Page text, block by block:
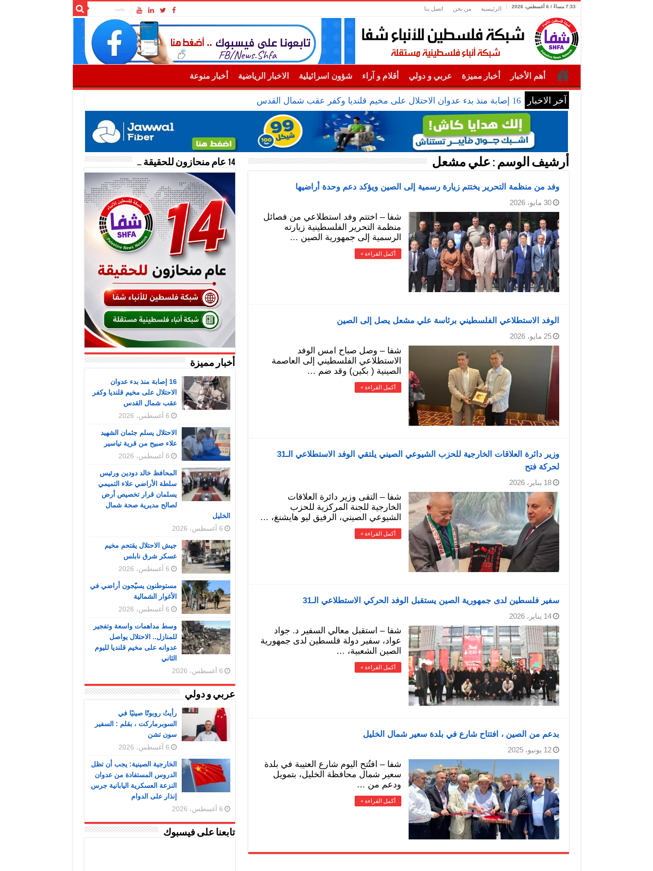
7:33 مساءً / 6 أغسطس، 2026 الرئيسية من نحن اتصل بنا
أهم الأخبار أخبار مميزة عربي و دولي أقلام و آراء شؤون اسرائيلية الاخبار الرياضية أخبار منوعة
آخر الاخبار 16 إصابة منذ بدء عدوان الاحتلال على مخيم قلنديا وكفر عقب شمال القدس
أرشيف الوسم : علي مشعل
وفد من منظمة التحرير يختتم زيارة رسمية إلى الصين ويؤكد دعم وحدة أراضيها
30 مايو، 2026
شفا – اختتم وفد استطلاعي من فصائل
منظمة التحرير الفلسطينية زيارته
الرسمية إلى جمهورية الصين …
أكمل القراءة »
الوفد الاستطلاعي الفلسطيني برئاسة علي مشعل يصل إلى الصين
25 مايو، 2026
شفا – وصل صباح امس الوفد
الاستطلاعي الفلسطيني إلى العاصمة
الصينية ( بكين) وقد ضم …
أكمل القراءة »
وزير دائرة العلاقات الخارجية للحزب الشيوعي الصيني يلتقي الوفد الاستطلاعي الـ31
لحركة فتح
18 يناير، 2026
شفا – التقى وزير دائرة العلاقات
الخارجية للجنة المركزية للحزب
الشيوعي الصيني، الرفيق ليو هايشنغ، …
أكمل القراءة »
سفير فلسطين لدى جمهورية الصين يستقبل الوفد الحركي الاستطلاعي الـ31
14 يناير، 2026
شفا – استقبل معالي السفير د. جواد
عواد، سفير دولة فلسطين لدى جمهورية
الصين الشعبية، …
أكمل القراءة »
بدعم من الصين ، افتتاح شارع في بلدة سعير شمال الخليل
12 يونيو، 2025
شفا – افتُتح اليوم شارع العتيبة في بلدة
سعير شمال محافظة الخليل، بتمويل
ودعم من …
أكمل القراءة »
14 عام منحازون للحقيقة …
أخبار مميزة
16 إصابة منذ بدء عدوان
الاحتلال على مخيم قلنديا وكفر
عقب شمال القدس
6 أغسطس، 2026
الاحتلال يسلم جثمان الشهيد
علاء صبيح من قرية تياسير
6 أغسطس، 2026
المحافظ خالد دودين ورئيس
سلطة الأراضي علاء التميمي
يسلمان قرار تخصيص أرض
لصالح مديرية صحة شمال
الخليل
6 أغسطس، 2026
جيش الاحتلال يقتحم مخيم
عسكر شرق نابلس
6 أغسطس، 2026
مستوطنون يسيّجون أراضي في
الأغوار الشمالية
6 أغسطس، 2026
وسط مداهمات واسعة وتفجير
للمنازل.. الاحتلال يواصل
عدوانه على مخيم قلنديا لليوم
الثاني
6 أغسطس، 2026
عربي و دولي
رأيتُ روبوتًا صينيًا في
السوبرماركت ، بقلم : السفير
سون تشن
6 أغسطس، 2026
الخارجية الصينية: يجب أن تظل
الدروس المستفادة من عدوان
النزعة العسكرية اليابانية جرس
إنذار على الدوام
6 أغسطس، 2026
تابعنا على فيسبوك